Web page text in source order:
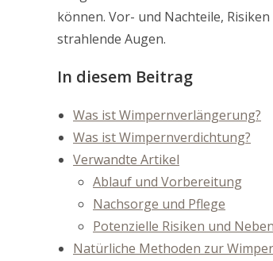
können. Vor- und Nachteile,
strahlende Augen.
In diesem Beitrag
Was ist Wimpernverlängerung?
Was ist Wimpernverdichtung?
Verwandte Artikel
Ablauf und Vorbereitung
Nachsorge und Pflege
Potenzielle Risiken und
Natürliche Methoden zur